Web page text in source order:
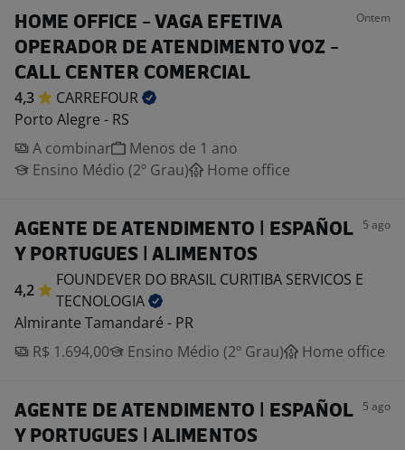
HOME OFFICE - VAGA EFETIVA
OPERADOR DE ATENDIMENTO VOZ -
CALL CENTER COMERCIAL
Ontem
4,3
CARREFOUR
Porto Alegre - RS
A combinar
Menos de 1 ano
Ensino Médio (2º Grau)
Home office
AGENTE DE ATENDIMENTO | ESPAÑOL
Y PORTUGUES | ALIMENTOS
5 ago
4,2
FOUNDEVER DO BRASIL CURITIBA SERVICOS E
TECNOLOGIA
Almirante Tamandaré - PR
R$ 1.694,00
Ensino Médio (2º Grau) Home office
AGENTE DE ATENDIMENTO | ESPAÑOL
Y PORTUGUES | ALIMENTOS
5 ago